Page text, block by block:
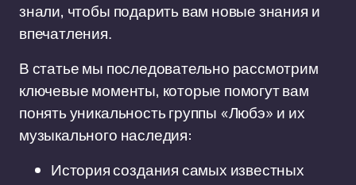
знали, чтобы подарить вам новые знания и
впечатления.
В статье мы последовательно рассмотрим
ключевые моменты, которые помогут вам
понять уникальность группы «Любэ» и их
музыкального наследия:
История создания самых известных